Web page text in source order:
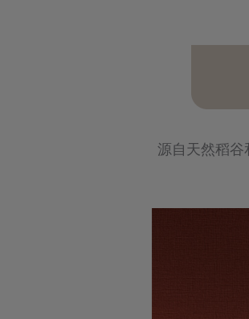
源自天然稻